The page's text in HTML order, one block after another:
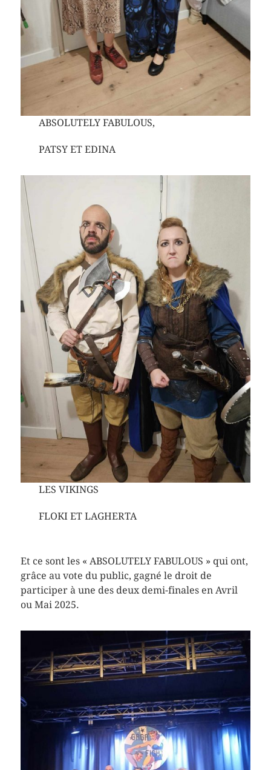
ABSOLUTELY FABULOUS,
PATSY ET EDINA
LES VIKINGS
FLOKI ET LAGHERTA
Et ce sont les « ABSOLUTELY FABULOUS » qui ont,
grâce au vote du public, gagné le droit de
participer à une des deux demi-finales en Avril
ou Mai 2025.